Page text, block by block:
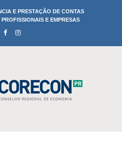
E PRESTAÇÃO DE CONTAS
E EMPRESAS